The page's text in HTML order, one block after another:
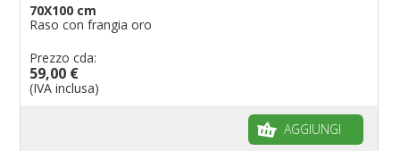
70X100 cm
Raso con frangia oro
Prezzo cda:
59,00 €
(IVA inclusa)
AGGIUNGI